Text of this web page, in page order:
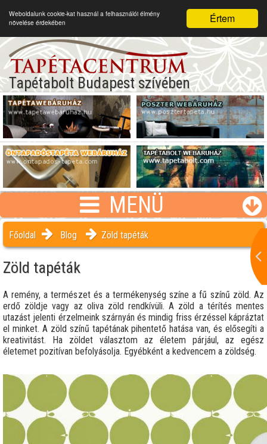
Értem
Weboldalunk cookie-kat használ a felhasználói élmény
növelése érdekében
Tapétabolt Budapest szívében
MENÜ
Főoldal Blog Zöld tapéták
Zöld tapéták
A remény, a természet és a termékenység színe a fű színű zöld. Az
erdő zöldje vagy az oliva zöld rendkívüli. A zöld a térítés mentes
utazást jelenti érzelmeink szárnyán és mindig friss érzéssel kápráztat
el minket. A zöld színű tapétának pihentető hatása van, és elősegíti a
kreativitást. Ha zöldet választom az életem párjául, az egész
életemet pozitívan befolyásolja. Egyébként a kedvencem a zöldség.